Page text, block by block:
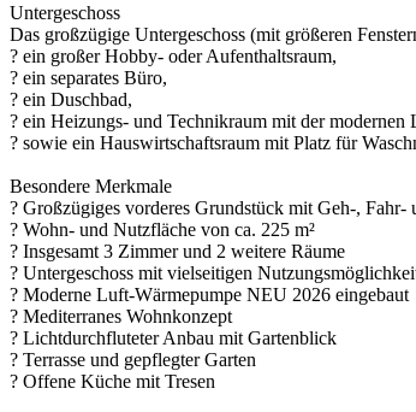
Untergeschoss
Das großzügige Untergeschoss (mit größeren
? ein großer Hobby- oder Aufenthaltsraum,
? ein separates Büro,
? ein Duschbad,
? ein Heizungs- und Technikraum mit der modernen
? sowie ein Hauswirtschaftsraum mit Platz für
Besondere Merkmale
? Großzügiges vorderes Grundstück mit Geh-, Fahr-
? Wohn- und Nutzfläche von ca. 225 m²
? Insgesamt 3 Zimmer und 2 weitere Räume
? Untergeschoss mit vielseitigen
? Moderne Luft-Wärmepumpe NEU 2026 eingebaut
? Mediterranes Wohnkonzept
? Lichtdurchfluteter Anbau mit Gartenblick
? Terrasse und gepflegter Garten
? Offene Küche mit Tresen